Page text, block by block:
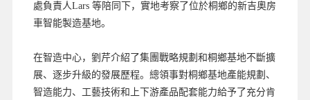
處負責人Lars 等陪同下，實地考察了位於桐鄉的新吉奧房
車智能製造基地。
在智造中心，劉芹介紹了集團戰略規劃和桐鄉基地不斷擴
展、逐步升級的發展歷程。總領事對桐鄉基地產能規劃、
智造能力、工藝技術和上下游產品配套能力給予了充分肯